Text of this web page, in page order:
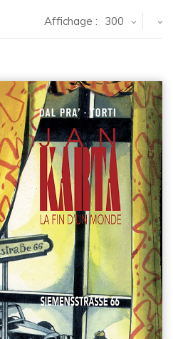
Affichage : 300